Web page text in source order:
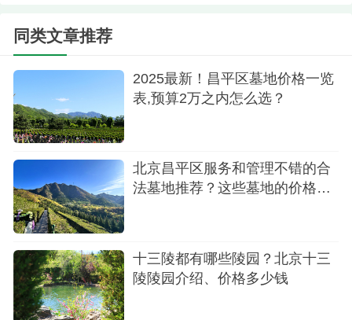
在价格上也体现了透明和公正。卧碑价格为12万
多，树葬价格为7万多，为您提供了清晰的经济预
算，让您在这个重要决定上更为从容。
3.景仰园陵园全方位介绍
景仰园陵园是北京民政部门认可的33家合法公
墓之一，合法合规，为您提供安心的选择。
位于昌平十三陵景区内，景仰园陵园与十三陵
共享山水，环境优美，宁静宜人。这里的安息之地
同类文章推荐
2025最新！昌平区墓地价格一览
表,预算2万之内怎么选？
北京昌平区服务和管理不错的合
法墓地推荐？这些墓地的价格有
十三陵都有哪些陵园？北京十三
陵陵园介绍、价格多少钱